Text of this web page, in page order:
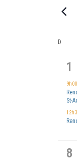
de
vues
par
mot-
clé.de
D
2
1
9h00
St-
2
8